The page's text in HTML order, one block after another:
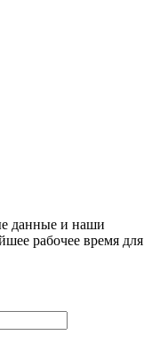
данные и наши
рабочее время для